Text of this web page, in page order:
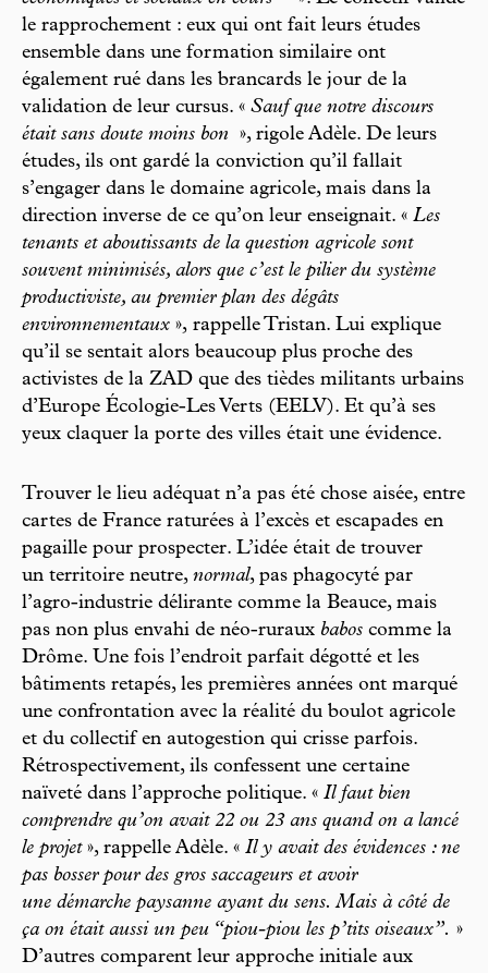
le rapprochement : eux qui ont fait leurs études
ensemble dans une formation similaire ont
également rué dans les brancards le jour de la
validation de leur cursus. « Sauf que notre discours
était sans doute moins bon
», rigole Adèle. De leurs
études, ils ont gardé la conviction qu’il fallait
s’engager dans le domaine agricole, mais dans la
direction inverse de ce qu’on leur enseignait. « Les
tenants et aboutissants de la question agricole sont
souvent minimisés, alors que c’est le pilier du système
productiviste, au premier plan des dégâts
environnementaux », rappelle Tristan. Lui explique
qu’il se sentait alors beaucoup plus proche des
activistes de la ZAD que des tièdes militants urbains
d’Europe Écologie-Les Verts (EELV). Et qu’à ses
yeux claquer la porte des villes était une évidence.
Trouver le lieu adéquat n’a pas été chose aisée, entre
cartes de France raturées à l’excès et escapades en
pagaille pour prospecter. L’idée était de trouver
un territoire neutre, normal, pas phagocyté par
l’agro-industrie délirante comme la Beauce, mais
pas non plus envahi de néo-ruraux babos comme la
Drôme. Une fois l’endroit parfait dégotté et les
bâtiments retapés, les premières années ont marqué
une confrontation avec la réalité du boulot agricole
et du collectif en autogestion qui crisse parfois.
Rétrospectivement, ils confessent une certaine
naïveté dans l’approche politique. « Il faut bien
comprendre qu’on avait 22 ou 23 ans quand on a lancé
le projet», rappelle Adèle. « Il y avait des évidences : ne
pas bosser pour des gros saccageurs et avoir
une démarche paysanne ayant du sens. Mais à côté de
ça on était aussi un peu “piou-piou les p’tits oiseaux”. »
D’autres comparent leur approche initiale aux